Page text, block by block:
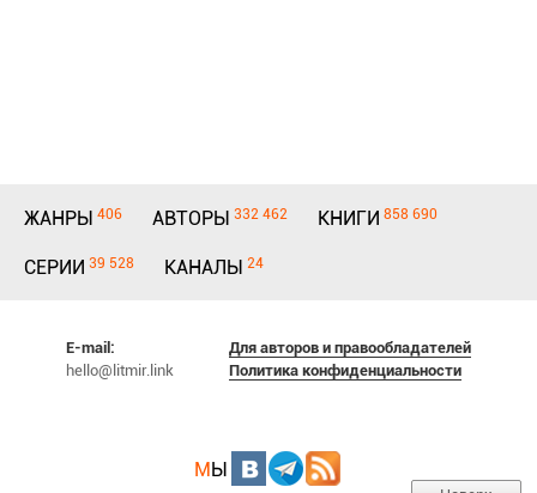
ЖАНРЫ 406 АВТОРЫ 332 462 КНИГИ 858 690
СЕРИИ 39 528 КАНАЛЫ 24
E-mail:
hello@litmir.link
Для авторов и правообладателей
Политика конфиденциальности
МЫ